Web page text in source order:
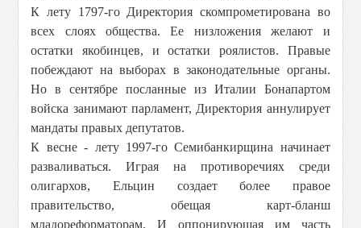
К лету 1797-го Директория скомпрометирована во
всех слоях общества. Ее низложения желают и
остатки якобинцев, и остатки роялистов. Правые
побеждают на выборах в законодательные органы.
Но в сентябре посланные из Италии Бонапартом
войска занимают парламент, Директория аннулирует
мандаты правых депутатов.
К весне - лету 1997-го Семибанкирщина начинает
разваливаться. Играя на противоречиях среди
олигархов, Ельцин создает более правое
правительство, обещая карт-бланш
младореформаторам. И оппонирующая им часть